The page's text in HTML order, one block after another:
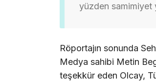
yüzden samimiyet
Röportajın sonunda
Medya sahibi Metin
teşekkür eden Olcay,